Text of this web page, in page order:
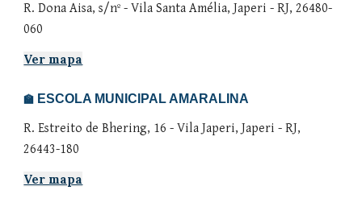
R. Dona Aisa, s/nº - Vila Santa Amélia, Japeri - RJ, 26480-
060
Ver mapa
🏫 ESCOLA MUNICIPAL AMARALINA
R. Estreito de Bhering, 16 - Vila Japeri, Japeri - RJ,
26443-180
Ver mapa